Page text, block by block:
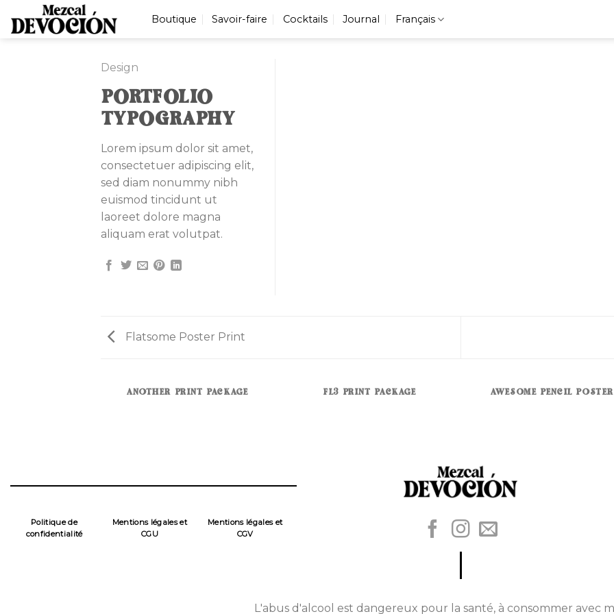
content
Boutique Savoir-faire Cocktails Journal Français
Design
PORTFOLIO
TYPOGRAPHY
Lorem ipsum dolor sit amet,
consectetuer adipiscing elit,
sed diam nonummy nibh
euismod tincidunt ut
laoreet dolore magna
aliquam erat volutpat.
Flatsome Poster Print
ANOTHER PRINT PACKAGE FL3 PRINT PACKAGE AWESOME PENCIL POSTER
Politique de
confidentialité
Mentions légales et
CGU
Mentions légales et
CGV
L'abus d'alcool est dangereux pour la santé, à consommer avec